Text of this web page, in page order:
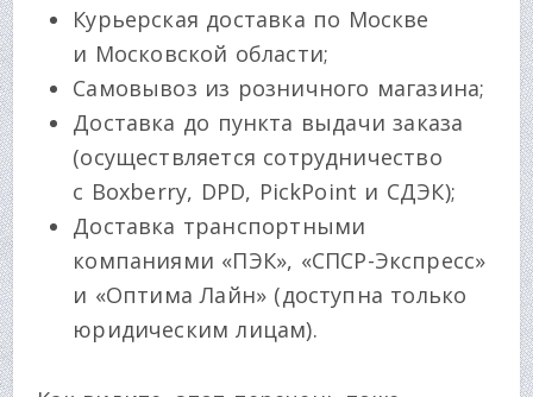
Курьерская доставка по Москве
и Московской области;
Самовывоз из розничного магазина;
Доставка до пункта выдачи заказа
(осуществляется сотрудничество
с Boxberry, DPD, PickPoint и СДЭК);
Доставка транспортными
компаниями «ПЭК», «СПСР-Экспресс»
и «Оптима Лайн» (доступна только
юридическим лицам).